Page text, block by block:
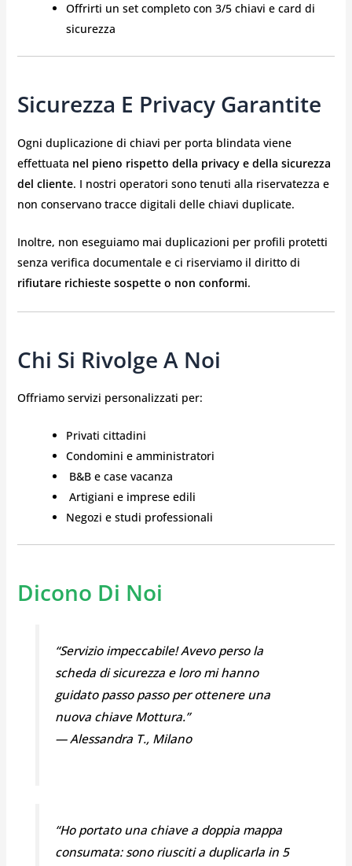
Offrirti un set completo con 3/5 chiavi e card di
sicurezza
Sicurezza E Privacy Garantite
Ogni duplicazione di chiavi per porta blindata viene
effettuata nel pieno rispetto della privacy e della sicurezza
del cliente. I nostri operatori sono tenuti alla riservatezza e
non conservano tracce digitali delle chiavi duplicate.
Inoltre, non eseguiamo mai duplicazioni per profili protetti
senza verifica documentale e ci riserviamo il diritto di
rifiutare richieste sospette o non conformi.
Chi Si Rivolge A Noi
Offriamo servizi personalizzati per:
Privati cittadini
Condomini e amministratori
️ B&B e case vacanza
️ Artigiani e imprese edili
Negozi e studi professionali
Dicono Di Noi
“Servizio impeccabile! Avevo perso la
scheda di sicurezza e loro mi hanno
guidato passo passo per ottenere una
nuova chiave Mottura.”
— Alessandra T., Milano
“Ho portato una chiave a doppia mappa
consumata: sono riusciti a duplicarla in 5